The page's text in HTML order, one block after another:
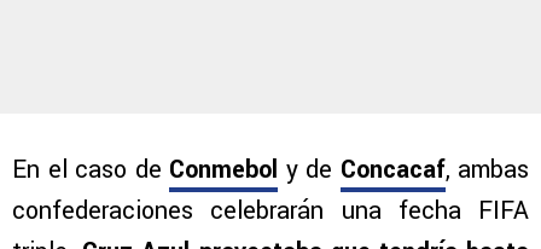
En el caso de Conmebol y de Concacaf, ambas
confederaciones celebrarán una fecha FIFA